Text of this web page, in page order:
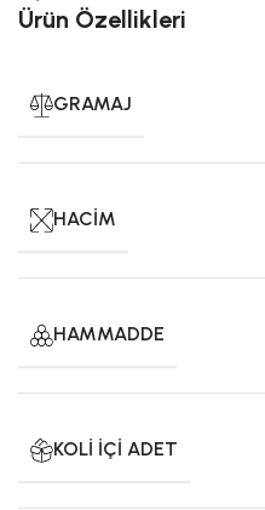
Ürün Özellikleri
GRAMAJ
HACIM
HAMMADDE
KOLI İÇI ADET